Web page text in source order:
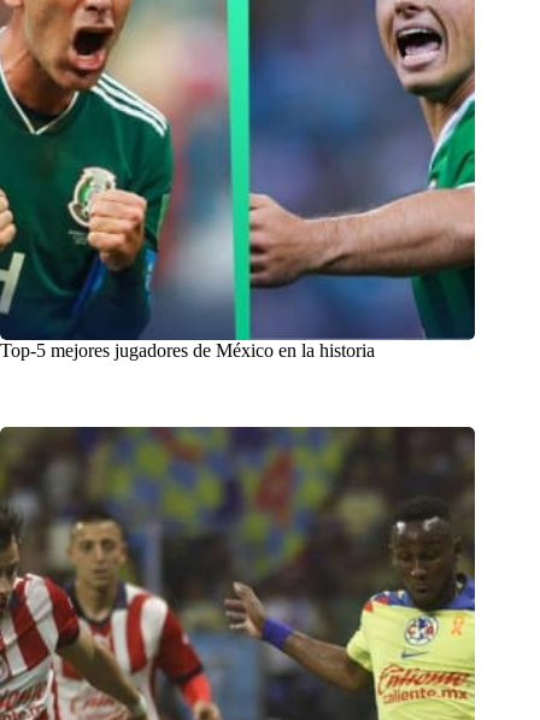
Top-5 mejores jugadores de México en la historia